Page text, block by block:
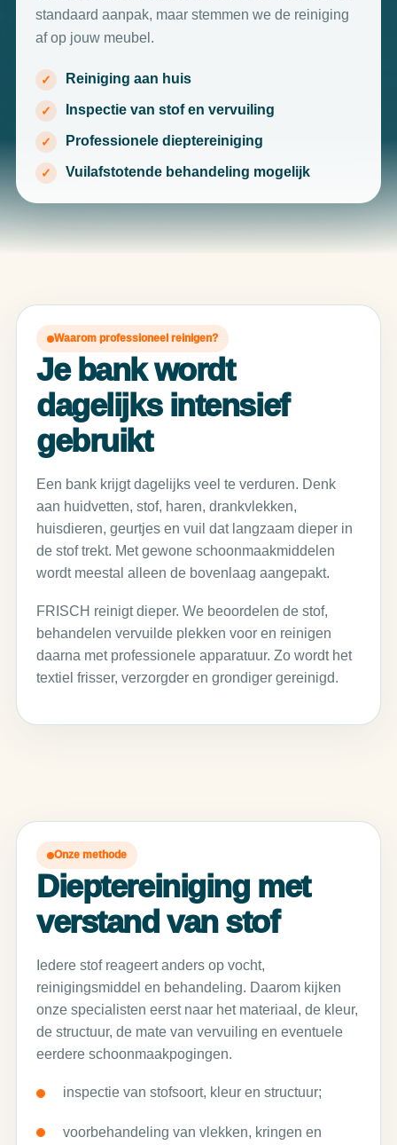
standaard aanpak, maar stemmen we de reiniging
af op jouw meubel.
Reiniging aan huis
Inspectie van stof en vervuiling
Professionele dieptereiniging
Vuilafstotende behandeling mogelijk
Waarom professioneel reinigen?
Je bank wordt
dagelijks intensief
gebruikt
Een bank krijgt dagelijks veel te verduren. Denk
aan huidvetten, stof, haren, drankvlekken,
huisdieren, geurtjes en vuil dat langzaam dieper in
de stof trekt. Met gewone schoonmaakmiddelen
wordt meestal alleen de bovenlaag aangepakt.
FRISCH reinigt dieper. We beoordelen de stof,
behandelen vervuilde plekken voor en reinigen
daarna met professionele apparatuur. Zo wordt het
textiel frisser, verzorgder en grondiger gereinigd.
Onze methode
Dieptereiniging met
verstand van stof
Iedere stof reageert anders op vocht,
reinigingsmiddel en behandeling. Daarom kijken
onze specialisten eerst naar het materiaal, de kleur,
de structuur, de mate van vervuiling en eventuele
eerdere schoonmaakpogingen.
inspectie van stofsoort, kleur en structuur;
voorbehandeling van vlekken, kringen en